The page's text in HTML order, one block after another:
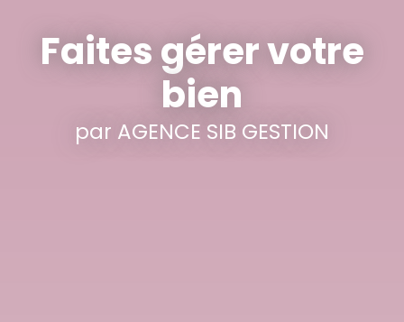
Faites gérer votre
bien
par AGENCE SIB GESTION